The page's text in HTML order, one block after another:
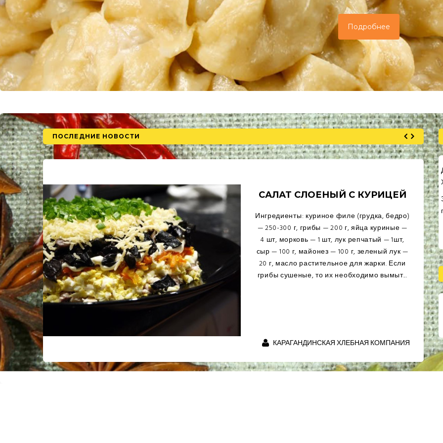
Подробнее
ПОСЛЕДНИЕ НОВОСТИ
—
—
КУРИЦА, ЗАПЕЧЕННАЯ С
ФРАНЦУЗСКИ
Как приготовить курицу, запеченную с
картофелем и сыром: Продукты Картофель
- 800 г Куриные голени - 800 г Лук репчатый
- 200 г Сыр твердый - 150 г Майонез - 200 г
КАРАГАНДИНСКАЯ ХЛЕБНАЯ КОМПАНИЯ